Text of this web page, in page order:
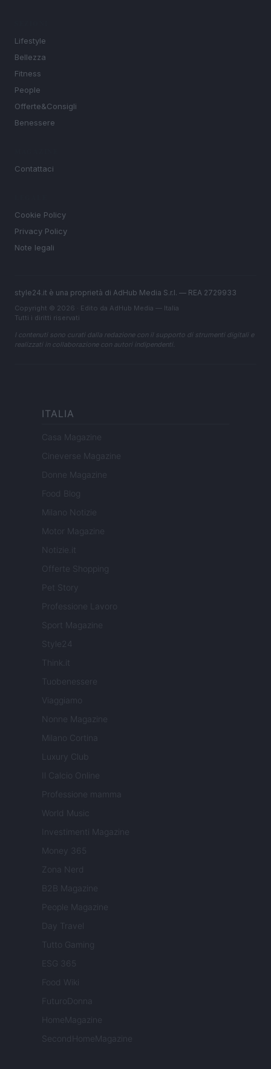
Lifestyle
Bellezza
Fitness
People
Offerte&Consigli
Benessere
Contattaci
Cookie Policy
Privacy Policy
Note legali
style24.it è una proprietà di AdHub Media S.r.l. — REA 2729933
Copyright © 2026 · Edito da AdHub Media — Italia
Tutti i diritti riservati
I contenuti sono curati dalla redazione con il supporto di strumenti digitali e
realizzati in collaborazione con autori indipendenti.
ITALIA
Casa Magazine
Cineverse Magazine
Donne Magazine
Food Blog
Milano Notizie
Motor Magazine
Notizie.it
Offerte Shopping
Pet Story
Professione Lavoro
Sport Magazine
Style24
Think.it
Tuobenessere
Viaggiamo
Nonne Magazine
Milano Cortina
Luxury Club
Il Calcio Online
Professione mamma
World Music
Investimenti Magazine
Money 365
Zona Nerd
B2B Magazine
People Magazine
Day Travel
Tutto Gaming
ESG 365
Food Wiki
FuturoDonna
HomeMagazine
SecondHomeMagazine